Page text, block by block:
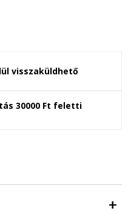
visszaküldhető
30000 Ft feletti